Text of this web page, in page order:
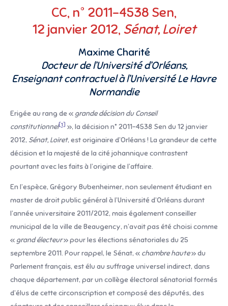
CC, n° 2011-4538 Sen,
12 janvier 2012, Sénat, Loiret
Maxime Charité
Docteur de l’Université d’Orléans,
Enseignant contractuel à l’Université Le Havre
Normandie
Erigée au rang de « grande décision du Conseil
constitutionnel[1] », la décision n° 2011-4538 Sen du 12 janvier
2012, Sénat, Loiret, est originaire d’Orléans ! La grandeur de cette
décision et la majesté de la cité johannique contrastent
pourtant avec les faits à l’origine de l’affaire.
En l’espèce, Grégory Bubenheimer, non seulement étudiant en
master de droit public général à l’Université d’Orléans durant
l’année universitaire 2011/2012, mais également conseiller
municipal de la ville de Beaugency, n’avait pas été choisi comme
« grand électeur» pour les élections sénatoriales du 25
septembre 2011. Pour rappel, le Sénat, « chambre haute» du
Parlement français, est élu au suffrage universel indirect, dans
chaque département, par un collège électoral sénatorial formés
d’élus de cette circonscription et composé des députés, des